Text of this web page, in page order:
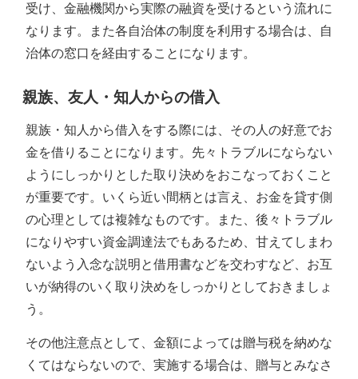
受け、金融機関から実際の融資を受けるという流れに
なります。また各自治体の制度を利用する場合は、自
治体の窓口を経由することになります。
親族、友人・知人からの借入
親族・知人から借入をする際には、その人の好意でお
金を借りることになります。先々トラブルにならない
ようにしっかりとした取り決めをおこなっておくこと
が重要です。いくら近い間柄とは言え、お金を貸す側
の心理としては複雑なものです。また、後々トラブル
になりやすい資金調達法でもあるため、甘えてしまわ
ないよう入念な説明と借用書などを交わすなど、お互
いが納得のいく取り決めをしっかりとしておきましょ
う。
その他注意点として、金額によっては贈与税を納めな
くてはならないので、実施する場合は、贈与とみなさ